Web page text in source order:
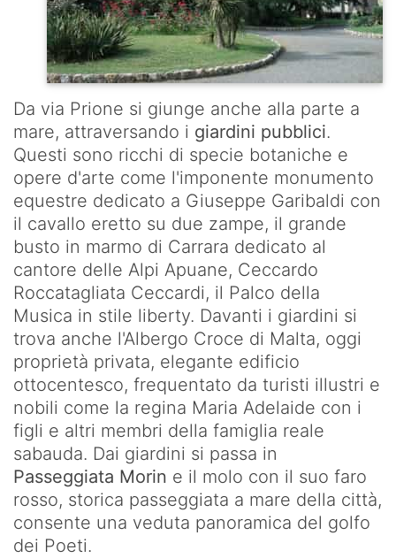
Da via Prione si giunge anche alla parte a
mare, attraversando i giardini pubblici.
Questi sono ricchi di specie botaniche e
opere d'arte come l'imponente monumento
equestre dedicato a Giuseppe Garibaldi con
il cavallo eretto su due zampe, il grande
busto in marmo di Carrara dedicato al
cantore delle Alpi Apuane, Ceccardo
Roccatagliata Ceccardi, il Palco della
Musica in stile liberty. Davanti i giardini si
trova anche l'Albergo Croce di Malta, oggi
proprietà privata, elegante edificio
ottocentesco, frequentato da turisti illustri e
nobili come la regina Maria Adelaide con i
figli e altri membri della famiglia reale
sabauda. Dai giardini si passa in
Passeggiata Morin e il molo con il suo faro
rosso, storica passeggiata a mare della città,
consente una veduta panoramica del golfo
dei Poeti.